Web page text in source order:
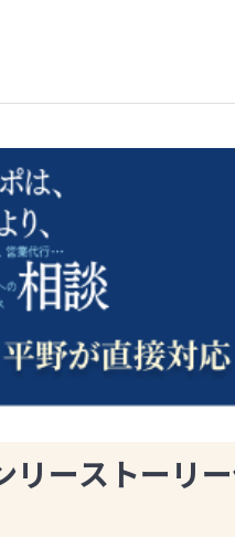
リーストーリ